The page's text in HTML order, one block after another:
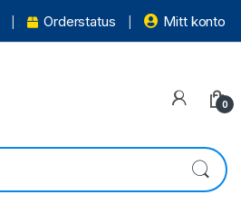
Orderstatus Mitt konto
0